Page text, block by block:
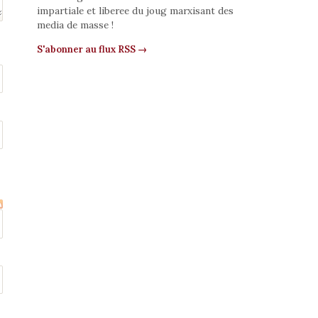
impartiale et liberee du joug marxisant des
media de masse !
S'abonner au flux RSS →